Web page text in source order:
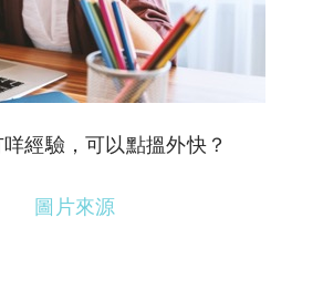
經驗，可以點搵外快？
圖片來源